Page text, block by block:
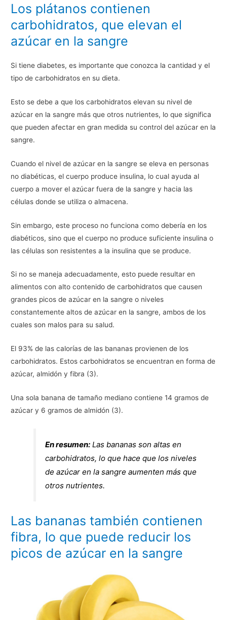
Los plátanos contienen
carbohidratos, que elevan el
azúcar en la sangre
Si tiene diabetes, es importante que conozca la cantidad y el
tipo de carbohidratos en su dieta.
Esto se debe a que los carbohidratos elevan su nivel de
azúcar en la sangre más que otros nutrientes, lo que significa
que pueden afectar en gran medida su control del azúcar en la
sangre.
Cuando el nivel de azúcar en la sangre se eleva en personas
no diabéticas, el cuerpo produce insulina, lo cual ayuda al
cuerpo a mover el azúcar fuera de la sangre y hacia las
células donde se utiliza o almacena.
Sin embargo, este proceso no funciona como debería en los
diabéticos, sino que el cuerpo no produce suficiente insulina o
las células son resistentes a la insulina que se produce.
Si no se maneja adecuadamente, esto puede resultar en
alimentos con alto contenido de carbohidratos que causen
grandes picos de azúcar en la sangre o niveles
constantemente altos de azúcar en la sangre, ambos de los
cuales son malos para su salud.
El 93% de las calorías de las bananas provienen de los
carbohidratos. Estos carbohidratos se encuentran en forma de
azúcar, almidón y fibra (3).
Una sola banana de tamaño mediano contiene 14 gramos de
azúcar y 6 gramos de almidón (3).
En resumen: Las bananas son altas en
carbohidratos, lo que hace que los niveles
de azúcar en la sangre aumenten más que
otros nutrientes.
Las bananas también contienen
fibra, lo que puede reducir los
picos de azúcar en la sangre